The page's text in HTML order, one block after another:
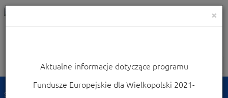
Nawigacja
Strona główna
×
Aktualne informacje dotyczące programu
Fundusze Europejskie dla Wielkopolski 2021-